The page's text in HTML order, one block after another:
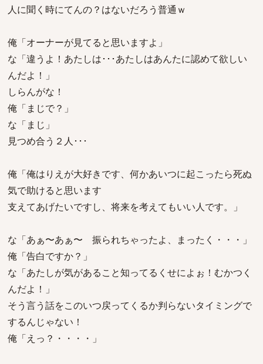
人に聞く時にてんの？はないだろう普通ｗ
俺「オーナーが見てると思いますよ」
な「違うよ！あたしは･･･あたしはあんたに認めて欲しい
んだよ！」
しらんがな！
俺「まじで？」
な「まじ」
見つめ合う２人･･･
俺「俺はりえが大好きです、何かあいつに起こったら死ぬ
気で助けると思います
支えてあげたいですし、将来を考えてもいい人です。」
な「あぁ〜あぁ〜 振られちゃったよ、まったく・・・」
俺「告白ですか？」
な「あたしが気があること知ってるくせによぉ！むかつく
んだよ！」
そう言う話をこのいつ戻ってくるか判らないタイミングで
するんじゃない！
俺「えっ？・・・・」